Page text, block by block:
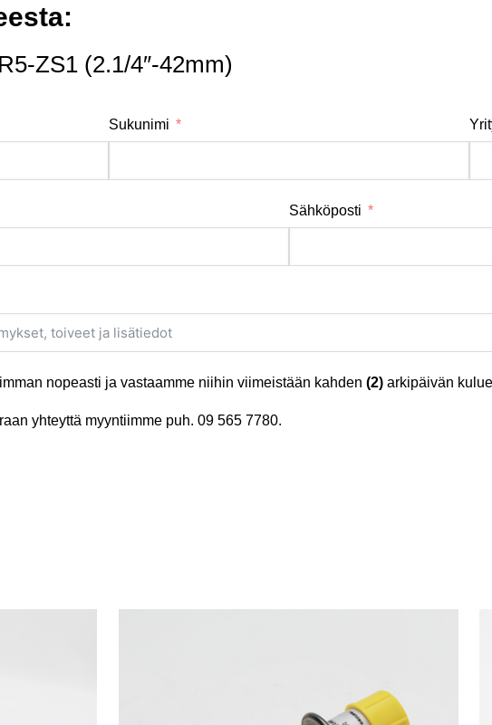
ZS1 (2.1/4″-42mm)
Sukunimi
Sähköposti
nopeasti ja vastaamme niihin viimeistään kahden (2) arkipäivän
yhteyttä myyntiimme puh. 09 565 7780.